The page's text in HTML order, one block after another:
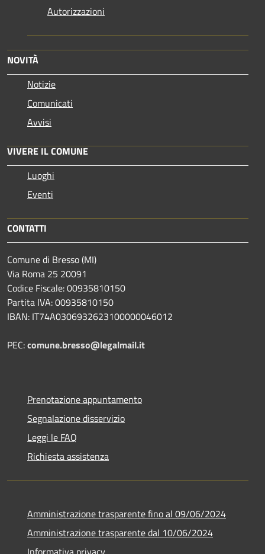
Autorizzazioni
NOVITÀ
Notizie
Comunicati
Avvisi
VIVERE IL COMUNE
Luoghi
Eventi
CONTATTI
Comune di Bresso (MI)
Via Roma 25 20091
Codice Fiscale: 00935810150
Partita IVA: 00935810150
IBAN: IT74A0306932623100000046012
PEC:comune.bresso@legalmail.it
Prenotazione appuntamento
Segnalazione disservizio
Leggi le FAQ
Richiesta assistenza
Amministrazione trasparente fino al 09/06/2024
Amministrazione trasparente dal 10/06/2024